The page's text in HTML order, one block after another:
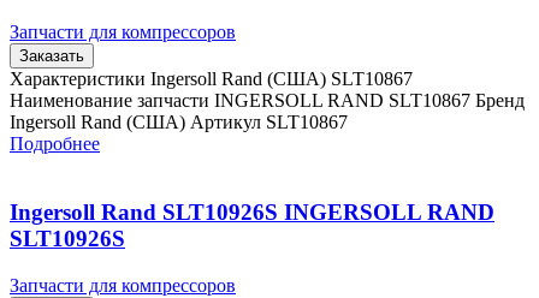
Запчасти для компрессоров
Заказать
Характеристики Ingersoll Rand (США) SLT10867
Наименование запчасти INGERSOLL RAND SLT10867 Бренд
Ingersoll Rand (США) Артикул SLT10867
Подробнее
Ingersoll Rand SLT10926S INGERSOLL RAND
SLT10926S
Запчасти для компрессоров